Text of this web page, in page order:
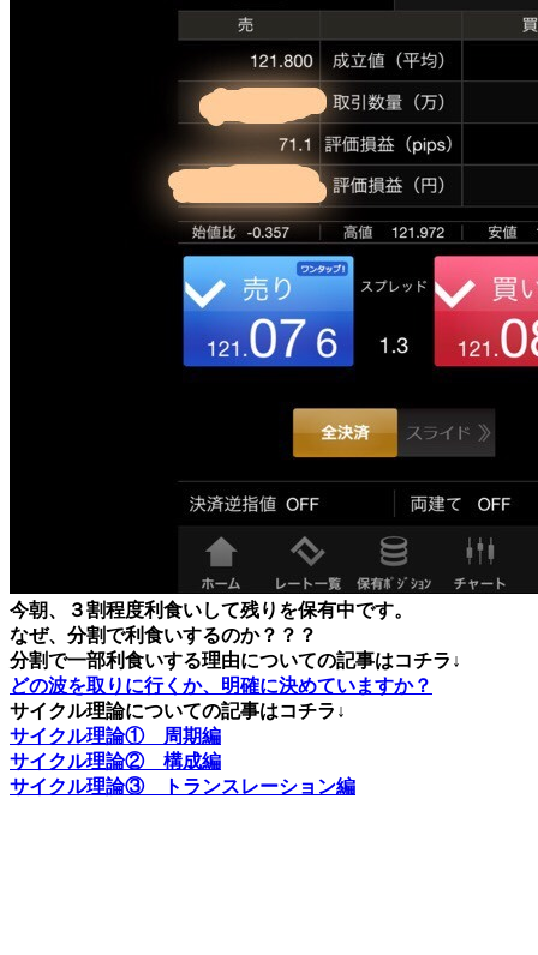
今朝、３割程度利食いして残りを保有中です。
なぜ、分割で利食いするのか？？？
分割で一部利食いする理由についての記事はコチラ↓
どの波を取りに行くか、明確に決めていますか？
サイクル理論についての記事はコチラ↓
サイクル理論① 周期編
サイクル理論② 構成編
サイクル理論③ トランスレーション編